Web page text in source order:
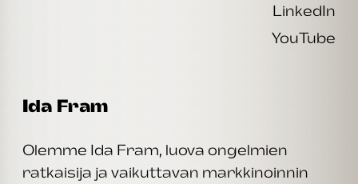
LinkedIn
YouTube
Ida Fram
Olemme Ida Fram, luova ongelmien
ratkaisija ja vaikuttavan markkinoinnin